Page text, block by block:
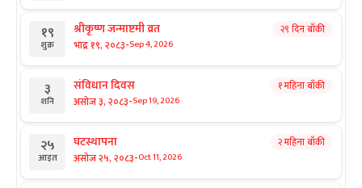
१९
शुक्र
श्रीकृष्ण जन्माष्टमी व्रत
भाद्र १९, २०८३-Sep 4, 2026
२९ दिन बाँकी
३
शनि
संविधान दिवस
असोज ३, २०८३-Sep 19, 2026
१ महिना बाँकी
२५
आइत
घटस्थापना
असोज २५, २०८३-Oct 11, 2026
२ महिना बाँकी